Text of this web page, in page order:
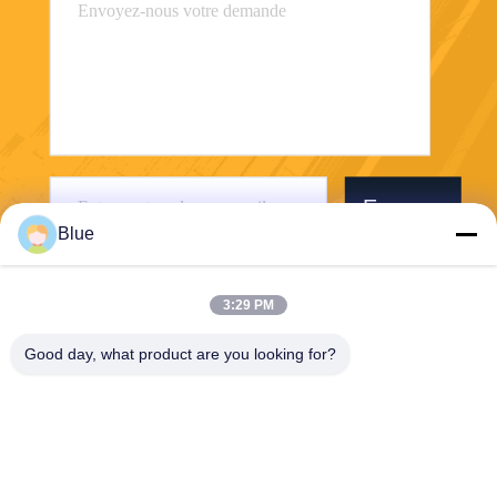
Envoyer
Blue
3:29 PM
Good day, what product are you looking for?